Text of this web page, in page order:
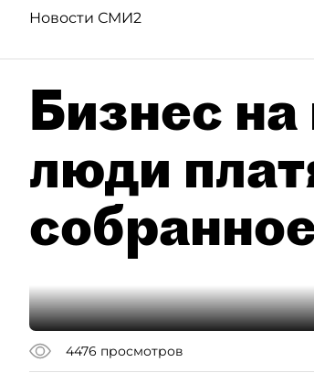
Новости СМИ2
Бизнес на
люди
4476 просмотров